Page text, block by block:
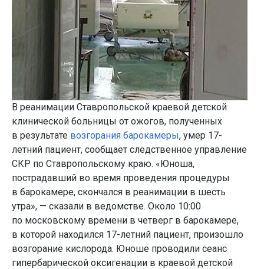
В реанимации Ставропольской краевой детской
клинической больницы от ожогов, полученных
в результате возгорания барокамеры, умер 17-
летний пациент, сообщает следственное управление
СКР по Ставропольскому краю. «Юноша,
пострадавший во время проведения процедуры
в барокамере, скончался в реанимации в шесть
утра», — сказали в ведомстве. Около 10:00
по московскому времени в четверг в барокамере,
в которой находился 17-летний пациент, произошло
возгорание кислорода. Юноше проводили сеанс
гипербарической оксигенации в краевой детской